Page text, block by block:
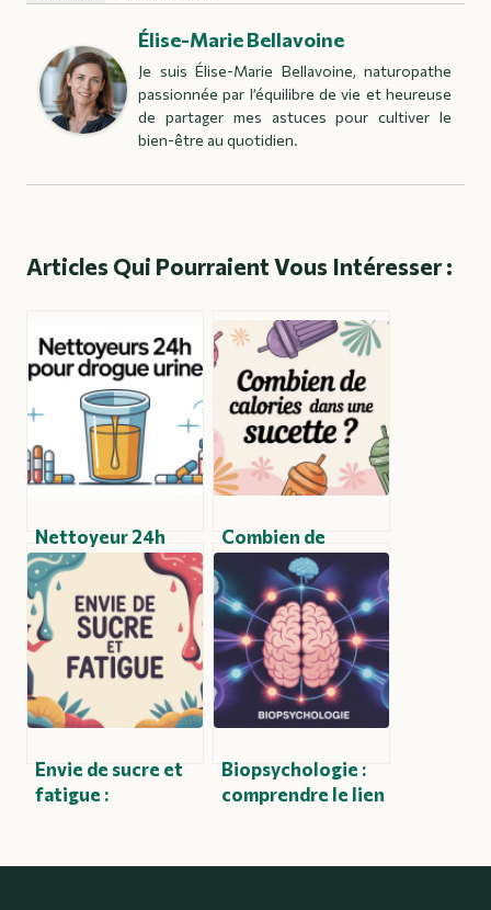
Élise-Marie Bellavoine
Je suis Élise-Marie Bellavoine, naturopathe
passionnée par l’équilibre de vie et heureuse
de partager mes astuces pour cultiver le
bien-être au quotidien.
Articles Qui Pourraient Vous Intéresser :
Nettoyeur 24h
drogue urine :
mythe ou réalité
pour le dépistage ?
Combien de
calories dans une
sucette et ce qu’il
faut savoir
Envie de sucre et
fatigue :
efficaces
Biopsychologie :
comprendre le lien
comportements